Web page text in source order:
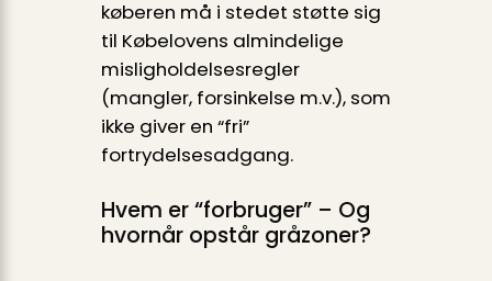
køberen må i stedet støtte sig
til Købelovens almindelige
misligholdelsesregler
(mangler, forsinkelse m.v.), som
ikke giver en “fri”
fortrydelsesadgang.
Hvem er “forbruger” – Og
hvornår opstår gråzoner?